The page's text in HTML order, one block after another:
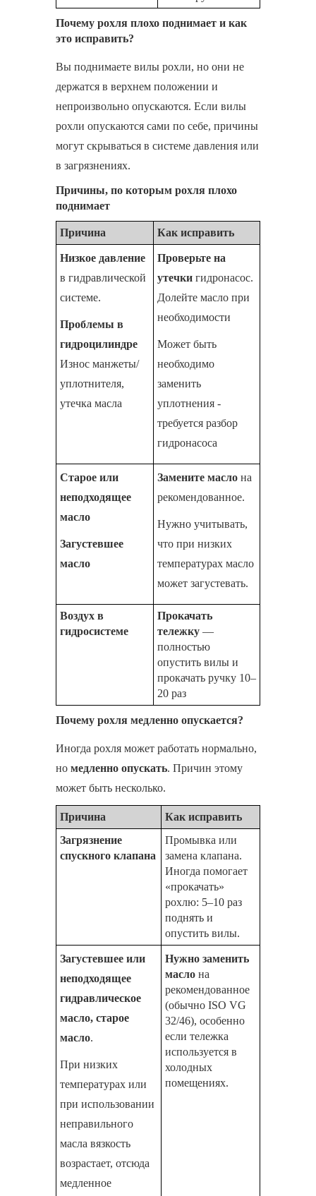
Почему рохля плохо поднимает и как
это исправить?
Вы поднимаете вилы рохли, но они не
держатся в верхнем положении и
непроизвольно опускаются. Если вилы
рохли опускаются сами по себе, причины
могут скрываться в системе давления или
в загрязнениях.
Причины, по которым рохля плохо
поднимает
Причина Как исправить
Низкое давление
в гидравлической
системе.
Проблемы в
гидроцилиндре
Износ манжеты/
уплотнителя,
утечка масла
Проверьте на
утечки гидронасос.
Долейте масло при
необходимости
Может быть
необходимо
заменить
уплотнения -
требуется разбор
гидронасоса
Старое или
неподходящее
масло
Загустевшее
масло
Замените масло на
рекомендованное.
Нужно учитывать,
что при низких
температурах масло
может загустевать.
Воздух в
гидросистеме
Прокачать
тележку —
полностью
опустить вилы и
прокачать ручку 10–
20 раз
Почему рохля медленно опускается?
Иногда рохля может работать нормально,
но медленно опускать. Причин этому
может быть несколько.
Причина
Как исправить
Загрязнение
спускного клапана
Промывка или
замена клапана.
Иногда помогает
«прокачать»
рохлю: 5–10 раз
поднять и
опустить вилы.
Загустевшее или
неподходящее
гидравлическое
масло, старое
масло.
При низких
температурах или
при использовании
неправильного
масла вязкость
возрастает, отсюда
медленное
Нужно заменить
масло на
рекомендованное
(обычно ISO VG
32/46), особенно
если тележка
используется в
холодных
помещениях.